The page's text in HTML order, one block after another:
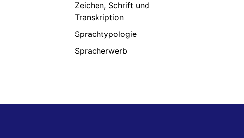
Zeichen, Schrift und
Transkription
Sprachtypologie
Spracherwerb